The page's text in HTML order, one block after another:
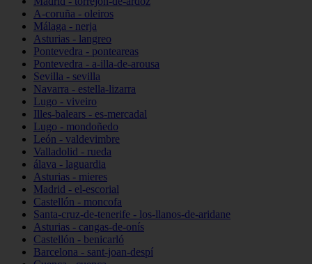
A-coruña - oleiros
Málaga - nerja
Asturias - langreo
Pontevedra - ponteareas
Pontevedra - a-illa-de-arousa
Sevilla - sevilla
Navarra - estella-lizarra
Lugo - viveiro
Illes-balears - es-mercadal
Lugo - mondoñedo
León - valdevimbre
Valladolid - rueda
álava - laguardia
Asturias - mieres
Madrid - el-escorial
Castellón - moncofa
Santa-cruz-de-tenerife - los-llanos-de-aridane
Asturias - cangas-de-onís
Castellón - benicarló
Barcelona - sant-joan-despí